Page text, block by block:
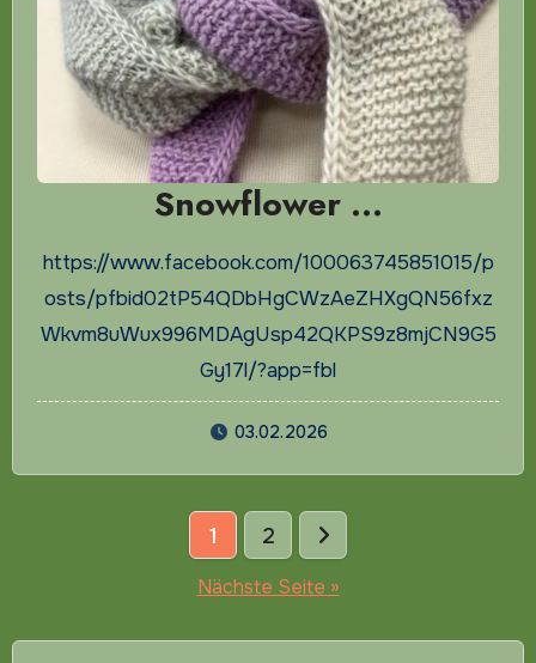
Snowflower …
https://www.facebook.com/100063745851015/p
osts/pfbid02tP54QDbHgCWzAeZHXgQN56fxz
Wkvm8uWux996MDAgUsp42QKPS9z8mjCN9G5
Gy17l/?app=fbl
03.02.2026
Seitennummerierung
Beiträge
1 2
Nächste Seite »